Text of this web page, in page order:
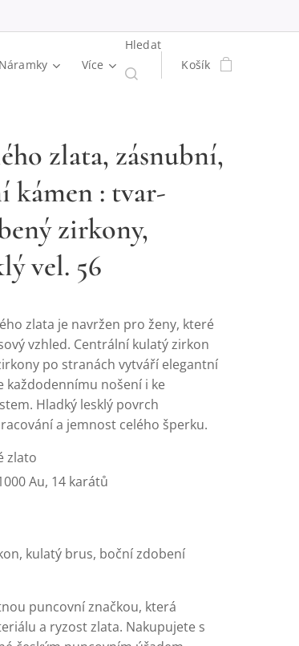
Náramky Více
Hledat
Košík
zlata, zásnubní,
kámen : tvar-
zirkony,
vel. 56
zlata je navržen pro ženy, které
vzhled. Centrální kulatý zirkon
po stranách vytváří elegantní
každodennímu nošení i ke
Hladký lesklý povrch
a jemnost celého šperku.
zlato
Au, 14 karátů
kulatý brus, boční zdobení
puncovní značkou, která
a ryzost zlata. Nakupujete s